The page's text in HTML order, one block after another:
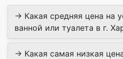
→ Какая средняя цена на
ванной или туалета в г.
→ Какая самая низкая